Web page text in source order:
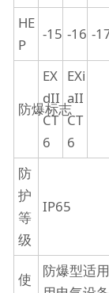
HE
P
-15 -16 -
防爆标志
EX
dII
CT
6
EXi
aII
CT
6
防
护
等
级
IP65
使
防爆型适